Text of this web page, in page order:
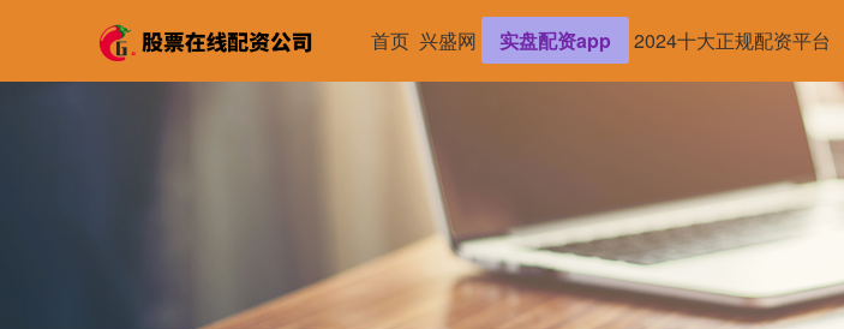
首页 兴盛网 实盘配资app 2024十大正规配资平台